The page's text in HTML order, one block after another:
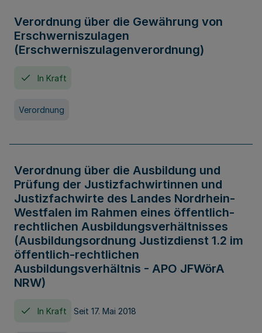
Verordnung über die Gewährung von
Erschwerniszulagen
(Erschwerniszulagenverordnung)
In Kraft
Verordnung
Verordnung über die Ausbildung und
Prüfung der Justizfachwirtinnen und
Justizfachwirte des Landes Nordrhein-
Westfalen im Rahmen eines öffentlich-
rechtlichen Ausbildungsverhältnisses
(Ausbildungsordnung Justizdienst 1.2 im
öffentlich-rechtlichen
Ausbildungsverhältnis - APO JFWörA
NRW)
In Kraft Seit 17. Mai 2018